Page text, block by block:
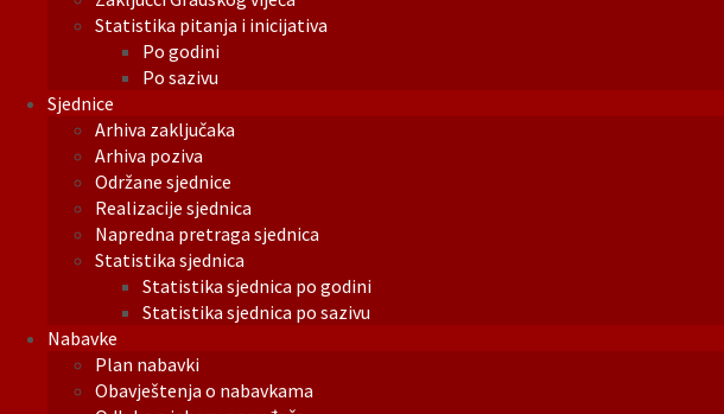
Statistika pitanja i inicijativa
Po godini
Po sazivu
Sjednice
Arhiva zaključaka
Arhiva poziva
Održane sjednice
Realizacije sjednica
Napredna pretraga sjednica
Statistika sjednica
Statistika sjednica po godini
Statistika sjednica po sazivu
Nabavke
Plan nabavki
Obavještenja o nabavkama